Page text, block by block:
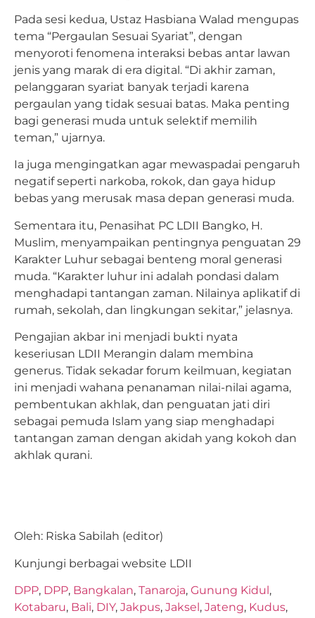
Pada sesi kedua, Ustaz Hasbiana Walad mengupas
tema “Pergaulan Sesuai Syariat”, dengan
menyoroti fenomena interaksi bebas antar lawan
jenis yang marak di era digital. “Di akhir zaman,
pelanggaran syariat banyak terjadi karena
pergaulan yang tidak sesuai batas. Maka penting
bagi generasi muda untuk selektif memilih
teman,” ujarnya.
Ia juga mengingatkan agar mewaspadai pengaruh
negatif seperti narkoba, rokok, dan gaya hidup
bebas yang merusak masa depan generasi muda.
Sementara itu, Penasihat PC LDII Bangko, H.
Muslim, menyampaikan pentingnya penguatan 29
Karakter Luhur sebagai benteng moral generasi
muda. “Karakter luhur ini adalah pondasi dalam
menghadapi tantangan zaman. Nilainya aplikatif di
rumah, sekolah, dan lingkungan sekitar,” jelasnya.
Pengajian akbar ini menjadi bukti nyata
keseriusan LDII Merangin dalam membina
generus. Tidak sekadar forum keilmuan, kegiatan
ini menjadi wahana penanaman nilai-nilai agama,
pembentukan akhlak, dan penguatan jati diri
sebagai pemuda Islam yang siap menghadapi
tantangan zaman dengan akidah yang kokoh dan
akhlak qurani.
Oleh: Riska Sabilah (editor)
Kunjungi berbagai website LDII
DPP, DPP, Bangkalan, Tanaroja, Gunung Kidul,
Kotabaru, Bali, DIY, Jakpus, Jaksel, Jateng, Kudus,